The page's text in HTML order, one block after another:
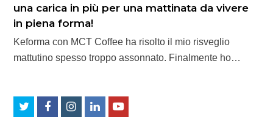
una carica in più per una mattinata da vivere
in piena forma!
Keforma con MCT Coffee ha risolto il mio risveglio
mattutino spesso troppo assonnato. Finalmente ho…
TwitterFacebookInstagram
LinkedInYoutube